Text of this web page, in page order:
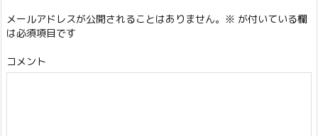
メールアドレスが公開されることはありません。 ※ が付いている欄
は必須項目です
コメント